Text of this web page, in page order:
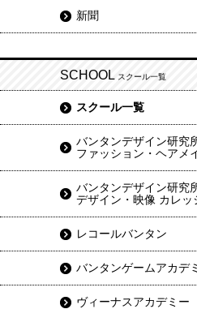
新聞
SCHOOL スクール一覧
スクール一覧
バンタンデザイン研究
ファッション・ヘアメ
バンタンデザイン研究
デザイン・映像 カレッ
レコールバンタン
バンタンゲームアカデ
ヴィーナスアカデミー